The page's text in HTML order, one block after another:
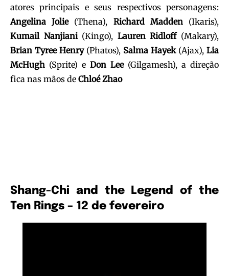
atores principais e seus respectivos personagens:
Angelina Jolie(Thena), Richard Madden(Ikaris),
Kumail Nanjiani(Kingo), Lauren Ridloff(Makary),
Brian Tyree Henry(Phatos), Salma Hayek(Ajax), Lia
McHugh (Sprite) e Don Lee(Gilgamesh), a direção
fica nas mãos de Chloé Zhao
Shang-Chi and the Legend of the
Ten Rings – 12 de fevereiro